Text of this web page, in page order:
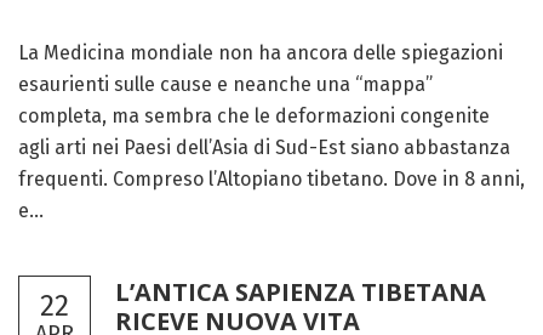
La Medicina mondiale non ha ancora delle spiegazioni
esaurienti sulle cause e neanche una “mappa”
completa, ma sembra che le deformazioni congenite
agli arti nei Paesi dell’Asia di Sud-Est siano abbastanza
frequenti. Compreso l’Altopiano tibetano. Dove in 8 anni,
e...
22
L’ANTICA SAPIENZA TIBETANA
RICEVE NUOVA VITA